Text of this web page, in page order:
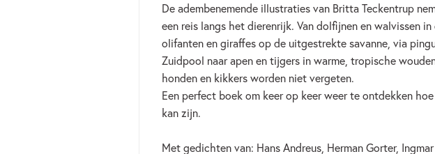
De adembenemende illustraties van Britta Teckentrup
een reis langs het dierenrijk. Van dolfijnen en walvissen
olifanten en giraffes op de uitgestrekte savanne, via
Zuidpool naar apen en tijgers in warme, tropische
honden en kikkers worden niet vergeten.
Een perfect boek om keer op keer weer te ontdekken
kan zijn.
Met gedichten van: Hans Andreus, Herman Gorter,